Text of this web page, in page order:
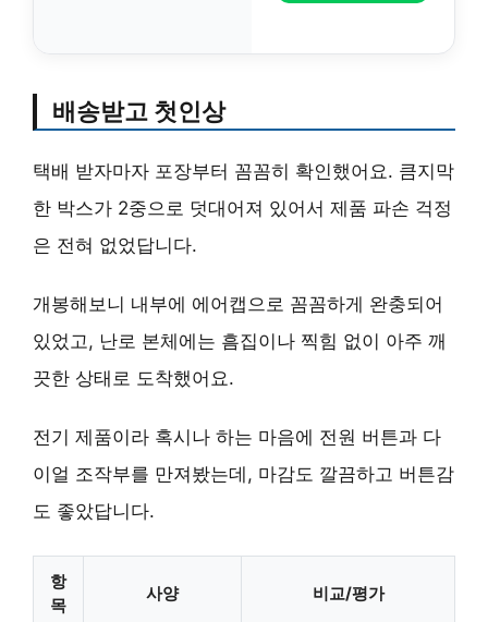
배송받고 첫인상
택배 받자마자 포장부터 꼼꼼히 확인했어요. 큼지막
한 박스가 2중으로 덧대어져 있어서 제품 파손 걱정
은 전혀 없었답니다.
개봉해보니 내부에 에어캡으로 꼼꼼하게 완충되어
있었고, 난로 본체에는 흠집이나 찍힘 없이 아주 깨
끗한 상태로 도착했어요.
전기 제품이라 혹시나 하는 마음에 전원 버튼과 다
이얼 조작부를 만져봤는데, 마감도 깔끔하고 버튼감
도 좋았답니다.
항
목
사양 비교/평가